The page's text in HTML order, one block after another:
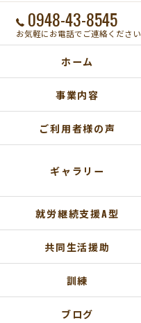
0948-43-8545
お気軽にお電話でご連絡ください
ホーム
事業内容
ご利用者様の声
ギャラリー
就労継続支援A型
共同生活援助
訓練
ブログ